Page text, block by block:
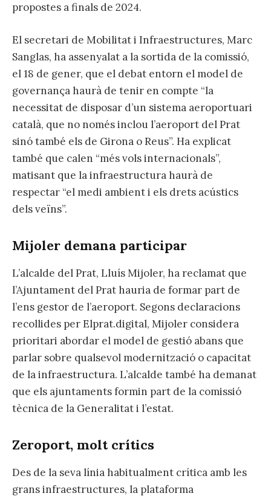
propostes a finals de 2024.
El secretari de Mobilitat i Infraestructures, Marc
Sanglas, ha assenyalat a la sortida de la comissió,
el 18 de gener, que el debat entorn el model de
governança haurà de tenir en compte “la
necessitat de disposar d’un sistema aeroportuari
català, que no només inclou l’aeroport del Prat
sinó també els de Girona o Reus”. Ha explicat
també que calen “més vols internacionals”,
matisant que la infraestructura haurà de
respectar “el medi ambient i els drets acústics
dels veïns”.
Mijoler demana participar
L’alcalde del Prat, Lluís Mijoler, ha reclamat que
l’Ajuntament del Prat hauria de formar part de
l’ens gestor de l’aeroport. Segons declaracions
recollides per Elprat.digital, Mijoler considera
prioritari abordar el model de gestió abans que
parlar sobre qualsevol modernització o capacitat
de la infraestructura. L’alcalde també ha demanat
que els ajuntaments formin part de la comissió
tècnica de la Generalitat i l’estat.
Zeroport, molt crítics
Des de la seva línia habitualment crítica amb les
grans infraestructures, la plataforma